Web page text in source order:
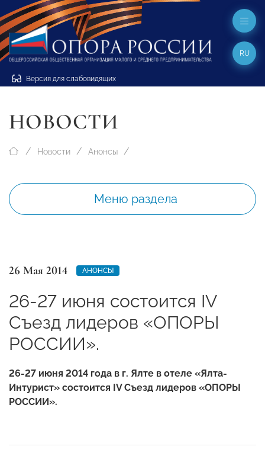
Версия для слабовидящих
RU
НОВОСТИ
Новости Анонсы
Меню раздела
26 Мая 2014 АНОНСЫ
26-27 июня состоится IV
Съезд лидеров «ОПОРЫ
РОССИИ».
26-27 июня 2014 года в г. Ялте в отеле «Ялта-
Интурист» состоится IV Съезд лидеров «ОПОРЫ
РОССИИ».